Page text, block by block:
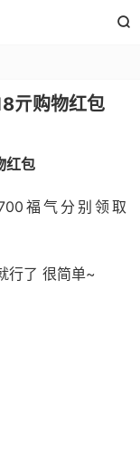

亓购物红包
红包
福气分别领取
行了 很简单~